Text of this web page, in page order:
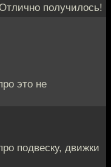
получилось!
это не
подвеску, движки